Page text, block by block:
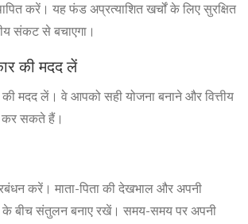
करें। यह फंड अप्रत्याशित खर्चों के लिए सुरक्षित
संकट से बचाएगा।
की मदद लें
की मदद लें। वे आपको सही योजना बनाने और वित्तीय
कर सकते हैं।
करें। माता-पिता की देखभाल और अपनी
के बीच संतुलन बनाए रखें। समय-समय पर अपनी